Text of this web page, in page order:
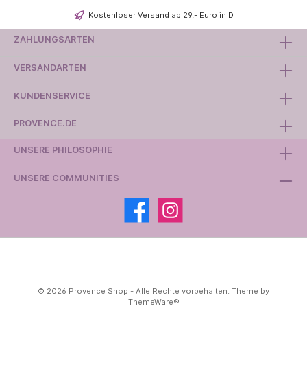
Kostenloser Versand ab 29,- Euro in D
KUNDENSERVICE
PROVENCE.DE
ZAHLUNGSARTEN
VERSANDARTEN
UNSERE PHILOSOPHIE
UNSERE COMMUNITIES
© 2026 Provence Shop - Alle Rechte vorbehalten. Theme by
ThemeWare®